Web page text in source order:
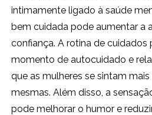
intimamente ligado à saúde
bem cuidada pode aumentar a
confiança. A rotina de cuidados
momento de autocuidado e
que as mulheres se sintam
mesmas. Além disso, a
pode melhorar o humor e